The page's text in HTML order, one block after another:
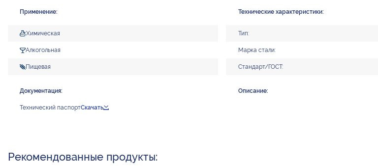
Применение:
Химическая
Алкогольная
Пищевая
Документация:
Технический паспортСкачать
Технические характеристики:
Тип:
Марка стали:
Стандарт/ГОСТ:
Описание:
Рекомендованные продукты: